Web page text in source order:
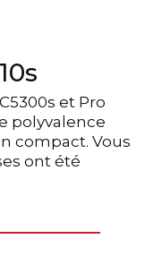
et Pro
polyvalence
compact. Vous
ont été